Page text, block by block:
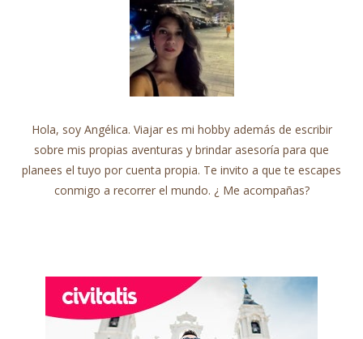
Hola, soy Angélica. Viajar es mi hobby además de escribir
sobre mis propias aventuras y brindar asesoría para que
planees el tuyo por cuenta propia. Te invito a que te escapes
conmigo a recorrer el mundo. ¿ Me acompañas?